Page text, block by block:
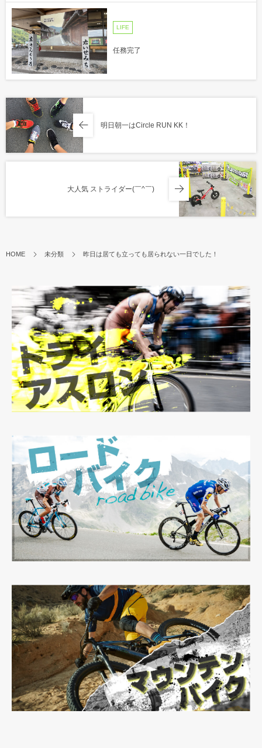
LIFE
任務完了
明日朝一はCircle RUN KK！
大人気 ストライダー(￣^￣)ゞ
HOME 未分類 昨日は居ても立っても居られない一日でした！